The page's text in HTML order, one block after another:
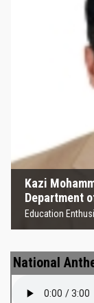
Kazi
Department
Education
National